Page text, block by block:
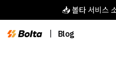
📥 볼타 서비스
Blog